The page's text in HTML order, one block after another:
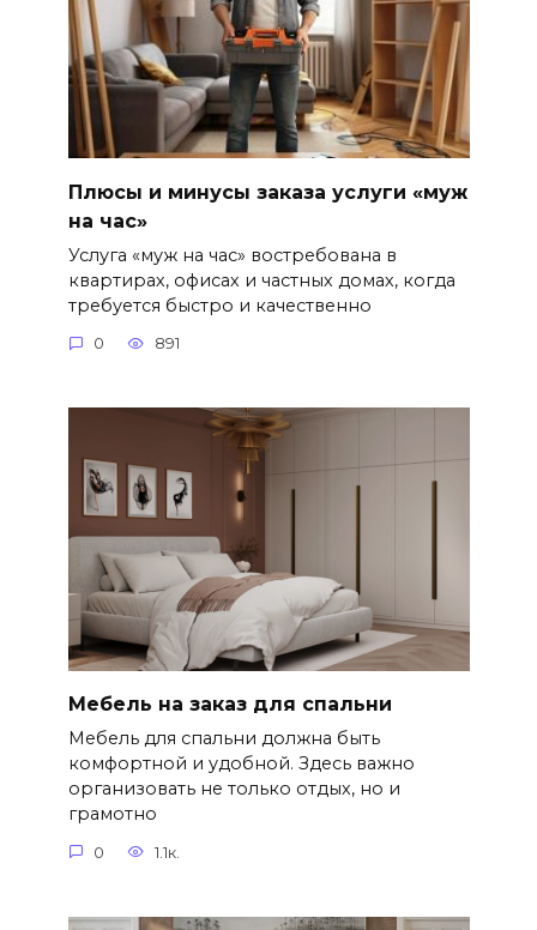
Плюсы и минусы заказа услуги «муж
на час»
Услуга «муж на час» востребована в
квартирах, офисах и частных домах, когда
требуется быстро и качественно
0 891
Мебель на заказ для спальни
Мебель для спальни должна быть
комфортной и удобной. Здесь важно
организовать не только отдых, но и
грамотно
0 1.1к.